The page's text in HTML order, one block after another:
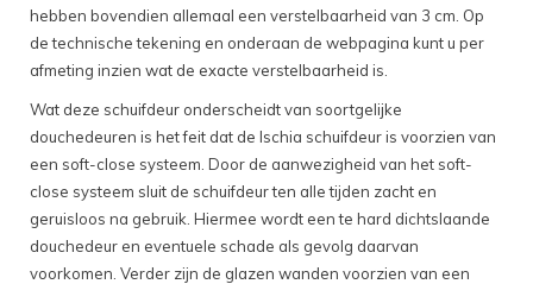
hebben bovendien allemaal een verstelbaarheid van 3 cm. Op
de technische tekening en onderaan de webpagina kunt u per
afmeting inzien wat de exacte verstelbaarheid is.
Wat deze schuifdeur onderscheidt van soortgelijke
douchedeuren is het feit dat de Ischia schuifdeur is voorzien van
een soft-close systeem. Door de aanwezigheid van het soft-
close systeem sluit de schuifdeur ten alle tijden zacht en
geruisloos na gebruik. Hiermee wordt een te hard dichtslaande
douchedeur en eventuele schade als gevolg daarvan
voorkomen. Verder zijn de glazen wanden voorzien van een